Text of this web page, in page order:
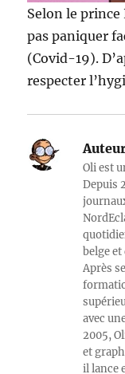
Selon le
pas paniquer
(Covid-19).
respecter
Oli est
Depuis
belge et
Après
avec
2005,
et
il lance